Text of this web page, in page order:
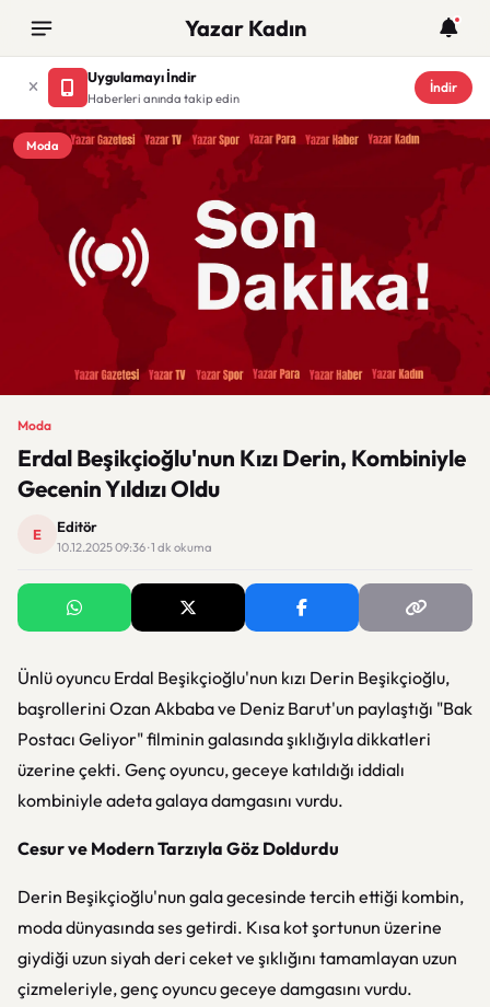
Yazar Kadın
Uygulamayı İndir
Haberleri anında takip edin
İndir
Moda
Moda
Erdal Beşikçioğlu'nun Kızı Derin, Kombiniyle
Gecenin Yıldızı Oldu
E Editör
10.12.2025 09:36 · 1 dk okuma
Ünlü oyuncu Erdal Beşikçioğlu'nun kızı Derin Beşikçioğlu,
başrollerini Ozan Akbaba ve Deniz Barut'un paylaştığı "Bak
Postacı Geliyor" filminin galasında şıklığıyla dikkatleri
üzerine çekti. Genç oyuncu, geceye katıldığı iddialı
kombiniyle adeta galaya damgasını vurdu.
Cesur ve Modern Tarzıyla Göz Doldurdu
Derin Beşikçioğlu'nun gala gecesinde tercih ettiği kombin,
moda dünyasında ses getirdi. Kısa kot şortunun üzerine
giydiği uzun siyah deri ceket ve şıklığını tamamlayan uzun
çizmeleriyle, genç oyuncu geceye damgasını vurdu.